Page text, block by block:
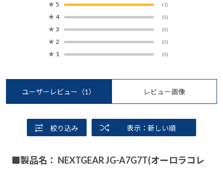
★ 5 (1)
★ 4 (0)
★ 3 (0)
★ 2 (0)
★ 1 (0)
ユーザーレビュー （1） レビュー画像
絞り込み 表示：新しい順
■製品名： NEXTGEAR JG-A7G7T(オーロラコレ